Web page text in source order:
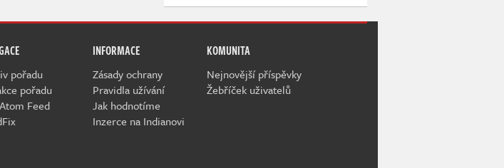
pořadu
pořadu
Feed
INFORMACE
Zásady ochrany
Pravidla užívání
Jak hodnotíme
Inzerce na Indianovi
KOMUNITA
Nejnovější příspěvky
Žebříček uživatelů